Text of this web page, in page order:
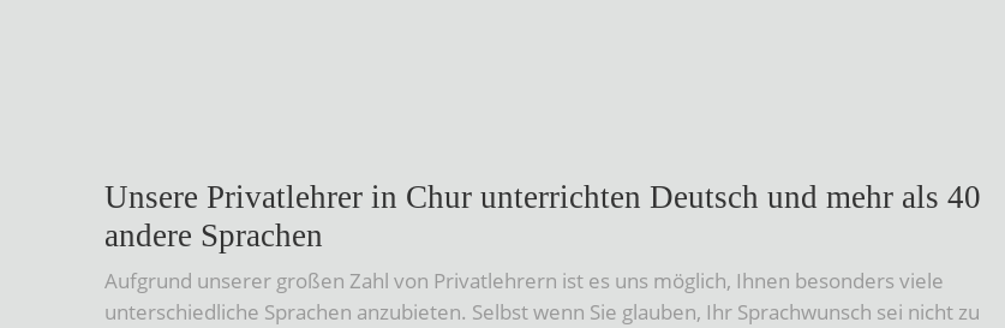
Unsere Privatlehrer in Chur unterrichten Deutsch und mehr als 40
andere Sprachen
Aufgrund unserer großen Zahl von Privatlehrern ist es uns möglich, Ihnen besonders viele
unterschiedliche Sprachen anzubieten. Selbst wenn Sie glauben, Ihr Sprachwunsch sei nicht zu